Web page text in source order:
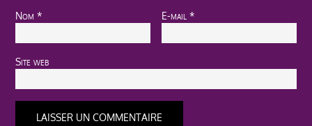
Nom* E-mail*
Site web